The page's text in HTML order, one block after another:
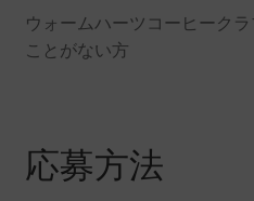
ウォームハーツコーヒーク
ことがない方
応募方法